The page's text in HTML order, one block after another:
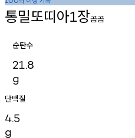
통밀또띠아1장곰곰
순탄수
21.8
g
단백질
4.5
g